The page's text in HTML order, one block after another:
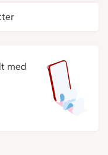
med